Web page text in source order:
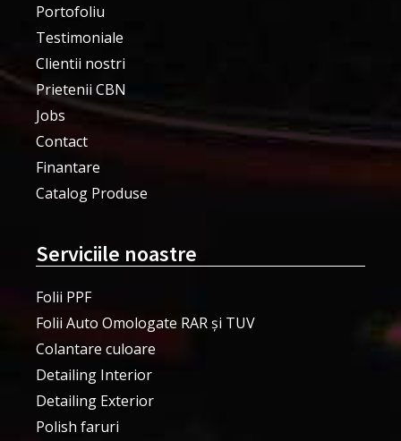
Portofoliu
Testimoniale
Clientii nostri
Prietenii CBN
Jobs
Contact
Finantare
Catalog Produse
Serviciile noastre
Folii PPF
Folii Auto Omologate RAR și TUV
Colantare culoare
Detailing Interior
Detailing Exterior
Polish faruri